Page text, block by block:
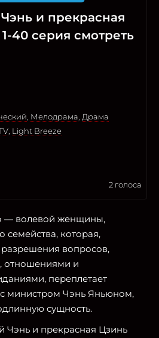
и прекрасная
40 серия смотреть
Мелодрама Драма
Light Breeze
2 голоса
— волевой женщины,
семейства, которая,
вопросов,
отношениями и
переплетает
с министром Чэнь Яньюном,
сущность.
Чэнь и прекрасная Цзинь